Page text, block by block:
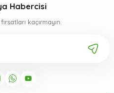
Habercisi
kaçırmayın.